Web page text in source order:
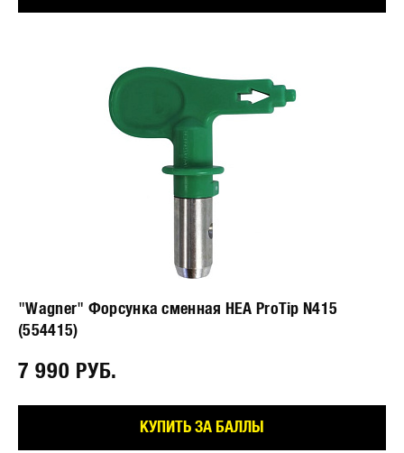
"Wagner" Форсунка сменная HEA ProTip N415
(554415)
7 990 РУБ.⠀
КУПИТЬ ЗА БАЛЛЫ